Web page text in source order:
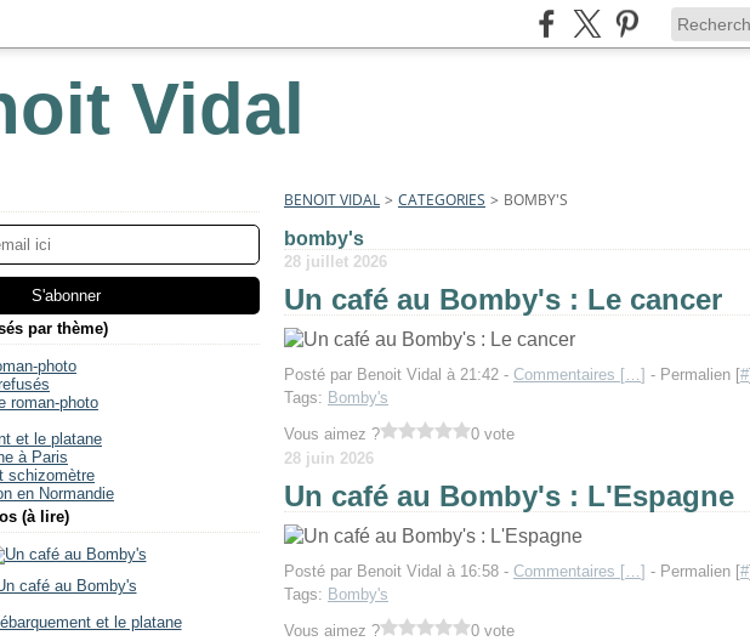
Vidal
par thème)
photo
roman-photo
et le platane
à Paris
schizomètre
en Normandie
(à lire)
café au Bomby's
BENOIT VIDAL > CATEGORIES > BOMBY'S
bomby's
28 juillet 2026
Un café au Bomby's : Le cancer
Posté par Benoit Vidal à 21:42 - Commentaires […] - Permalien [#]
Tags: Bomby's
Vous aimez ?
0 vote
28 juin 2026
Un café au Bomby's : L'Espagne
Posté par Benoit Vidal à 16:58 - Commentaires […] - Permalien [#]
Tags: Bomby's
Vous aimez ?
0 vote